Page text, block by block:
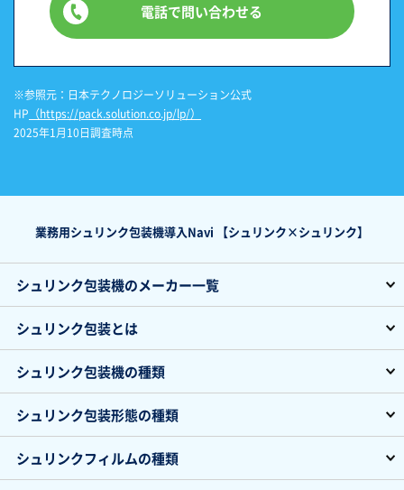
電話で問い合わせる
※参照元：日本テクノロジーソリューション公式
HP （https://pack.solution.co.jp/lp/）
2025年1月10日調査時点
業務用シュリンク包装機導入Navi 【シュリンク×シュリンク】
シュリンク包装機のメーカー一覧
シュリンク包装とは
シュリンク包装機の種類
シュリンク包装形態の種類
シュリンクフィルムの種類